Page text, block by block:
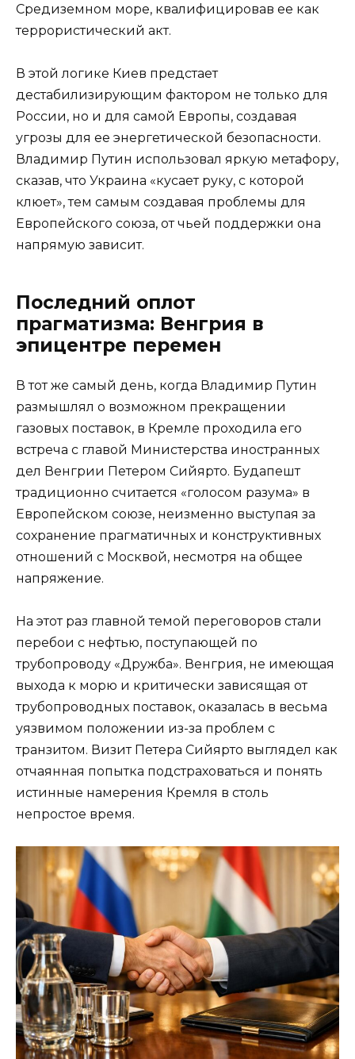
Средиземном море, квалифицировав ее как
террористический акт.
В этой логике Киев предстает
дестабилизирующим фактором не только для
России, но и для самой Европы, создавая
угрозы для ее энергетической безопасности.
Владимир Путин использовал яркую метафору,
сказав, что Украина «кусает руку, с которой
клюет», тем самым создавая проблемы для
Европейского союза, от чьей поддержки она
напрямую зависит.
Последний оплот
прагматизма: Венгрия в
эпицентре перемен
В тот же самый день, когда Владимир Путин
размышлял о возможном прекращении
газовых поставок, в Кремле проходила его
встреча с главой Министерства иностранных
дел Венгрии Петером Сийярто. Будапешт
традиционно считается «голосом разума» в
Европейском союзе, неизменно выступая за
сохранение прагматичных и конструктивных
отношений с Москвой, несмотря на общее
напряжение.
На этот раз главной темой переговоров стали
перебои с нефтью, поступающей по
трубопроводу «Дружба». Венгрия, не имеющая
выхода к морю и критически зависящая от
трубопроводных поставок, оказалась в весьма
уязвимом положении из-за проблем с
транзитом. Визит Петера Сийярто выглядел как
отчаянная попытка подстраховаться и понять
истинные намерения Кремля в столь
непростое время.